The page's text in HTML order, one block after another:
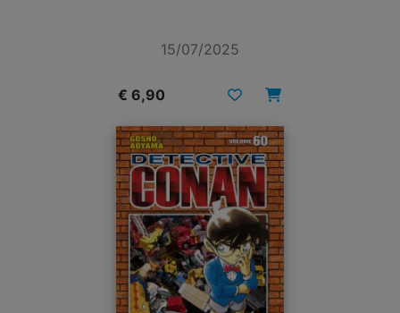
15/07/2025
€ 6,90